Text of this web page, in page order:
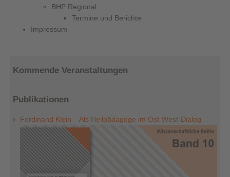
BHP Regional
Termine und Berichte
Impressum
Kommende Veranstaltungen
Publikationen
Ferdinand Klein – Als Heilpädagoge im Ost-West-Dialog